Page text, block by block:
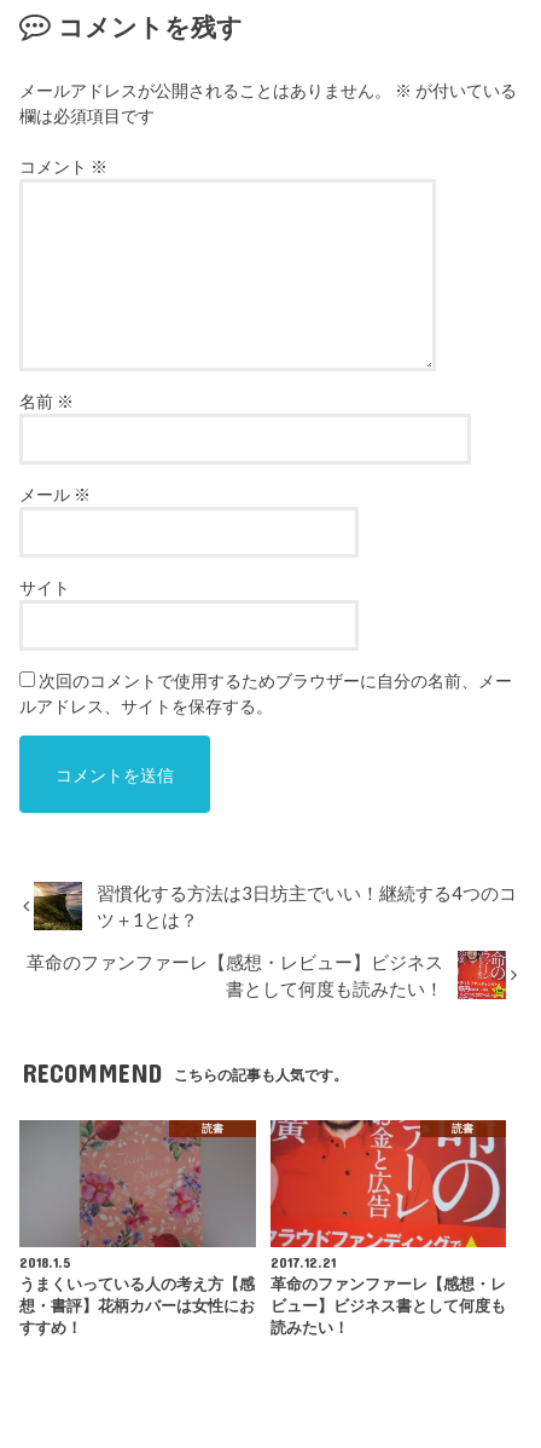
コメントを残す
メールアドレスが公開されることはありません。 ※ が付いている
欄は必須項目です
コメント ※
名前 ※
メール ※
サイト
次回のコメントで使用するためブラウザーに自分の名前、メー
ルアドレス、サイトを保存する。
習慣化する方法は3日坊主でいい！継続する4つのコ
ツ＋1とは？
革命のファンファーレ【感想・レビュー】ビジネス
書として何度も読みたい！
RECOMMEND こちらの記事も人気です。
読書
2018.1.5
うまくいっている人の考え方【感
想・書評】花柄カバーは女性にお
すすめ！
読書
2017.12.21
革命のファンファーレ【感想・レ
ビュー】ビジネス書として何度も
読みたい！